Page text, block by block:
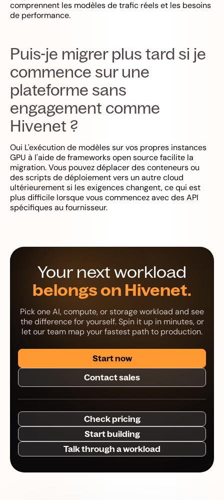
comprennent les modèles de trafic réels et les besoins
de performance.
Puis-je migrer plus tard si je
commence sur une
plateforme sans
engagement comme
Hivenet ?
Oui L'exécution de modèles sur vos propres instances
GPU à l'aide de frameworks open source facilite la
migration. Vous pouvez déplacer des conteneurs ou
des scripts de déploiement vers un autre cloud
ultérieurement si les exigences changent, ce qui est
plus difficile lorsque vous commencez avec des API
spécifiques au fournisseur.
Your next workload
belongs on Hivenet.
Pick one AI, compute, or storage workload and see
the difference for yourself. Spin it up in minutes, or
let our team map your fastest path to production.
Start now
Contact sales
Check pricing
Start building
Talk through a workload